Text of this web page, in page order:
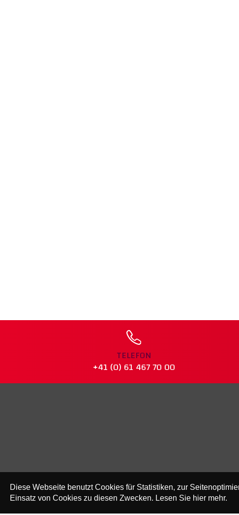
TELEFON
+41 (0) 61 467 70 00
Diese Webseite benutzt Cookies für Statistiken, zur
Einsatz von Cookies zu diesen Zwecken. Lesen Sie hier mehr.